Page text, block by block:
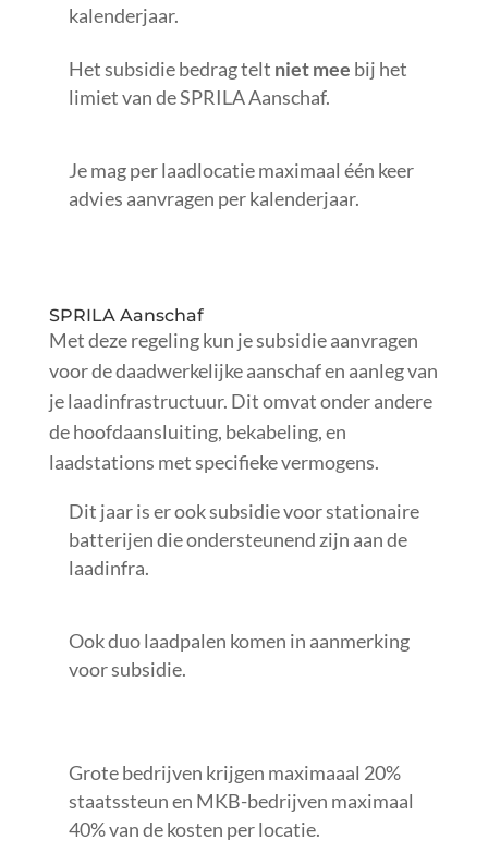
kalenderjaar.
Het subsidie bedrag telt nietmee bij het
limiet van de SPRILA Aanschaf.
Je mag per laadlocatie maximaal één keer
advies aanvragen per kalenderjaar.
SPRILA Aanschaf
Met deze regeling kun je subsidie aanvragen
voor de daadwerkelijke aanschaf en aanleg van
je laadinfrastructuur. Dit omvat onder andere
de hoofdaansluiting, bekabeling, en
laadstations met specifieke vermogens.
Dit jaar is er ook subsidie voor stationaire
batterijen die ondersteunend zijn aan de
laadinfra.
Ook duo laadpalen komen in aanmerking
voor subsidie.
Grote bedrijven krijgen maximaaal 20%
staatssteun en MKB-bedrijven maximaal
40% van de kosten per locatie.